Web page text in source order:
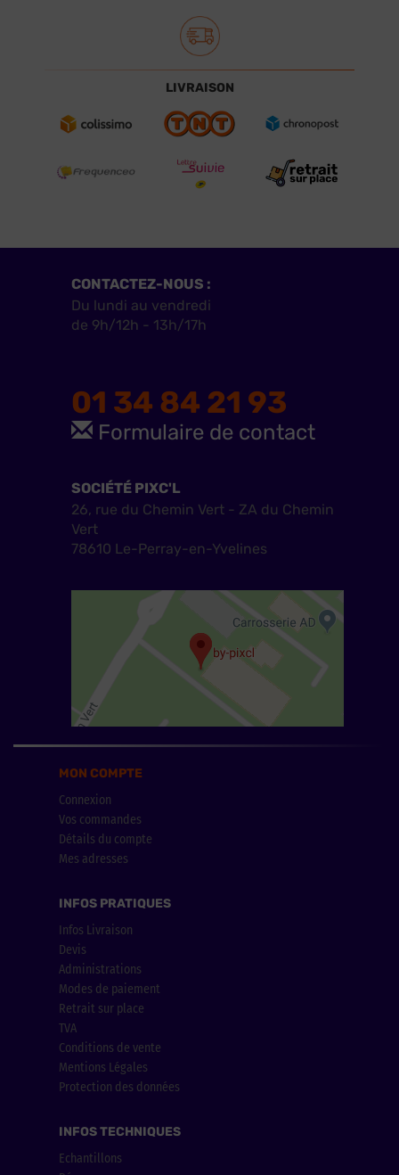
LIVRAISON
CONTACTEZ-NOUS :
Du lundi au vendredi
de 9h/12h - 13h/17h
01 34 84 21 93
Formulaire de contact
SOCIÉTÉ PIXC'L
26, rue du Chemin Vert - ZA du Chemin
Vert
78610 Le-Perray-en-Yvelines
MON COMPTE
Connexion
Vos commandes
Détails du compte
Mes adresses
INFOS PRATIQUES
Infos Livraison
Devis
Administrations
Modes de paiement
Retrait sur place
TVA
Conditions de vente
Mentions Légales
Protection des données
INFOS TECHNIQUES
Echantillons